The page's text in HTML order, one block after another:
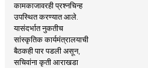
कामकाजावरही प्रश्नचिन्ह
उपस्थित करण्यात आले.
यासंदर्भात नुकतीच
सांस्कृतिक कार्यमंत्रालयाची
बैठकही पार पडली असून,
सचिवांना कृती आराखडा